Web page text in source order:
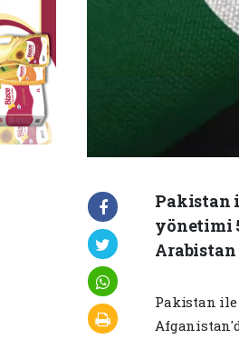
Pakistan
yönetimi
Pakistan ile